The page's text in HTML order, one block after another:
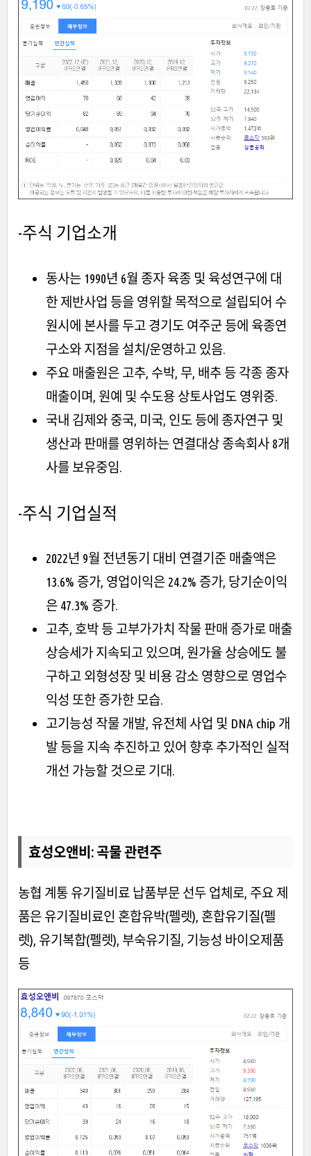
-주식 기업소개
동사는 1990년 6월 종자 육종 및 육성연구에 대
한 제반사업 등을 영위할 목적으로 설립되어 수
원시에 본사를 두고 경기도 여주군 등에 육종연
구소와 지점을 설치/운영하고 있음.
주요 매출원은 고추, 수박, 무, 배추 등 각종 종자
매출이며, 원예 및 수도용 상토사업도 영위중.
국내 김제와 중국, 미국, 인도 등에 종자연구 및
생산과 판매를 영위하는 연결대상 종속회사 8개
사를 보유중임.
-주식 기업실적
2022년 9월 전년동기 대비 연결기준 매출액은
13.6% 증가, 영업이익은 24.2% 증가, 당기순이익
은 47.3% 증가.
고추, 호박 등 고부가가치 작물 판매 증가로 매출
상승세가 지속되고 있으며, 원가율 상승에도 불
구하고 외형성장 및 비용 감소 영향으로 영업수
익성 또한 증가한 모습.
고기능성 작물 개발, 유전체 사업 및 DNA chip 개
발 등을 지속 추진하고 있어 향후 추가적인 실적
개선 가능할 것으로 기대.
효성오앤비 : 곡물 관련주
농협 계통 유기질비료 납품부문 선두 업체로, 주요 제
품은 유기질비료인 혼합유박(펠렛), 혼합유기질(펠
렛), 유기복합(펠렛), 부숙유기질, 기능성 바이오제품
등